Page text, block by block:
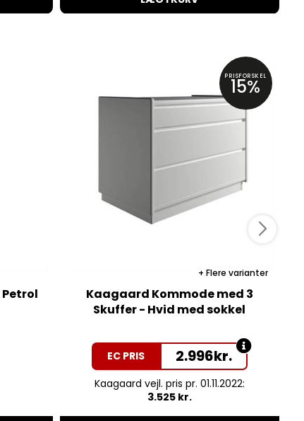
PRISFORSKEL
15%
Flere varianter
Kaagaard Kommode med 3
Skuffer - Hvid med sokkel
EC PRIS 2.996kr.
Kaagaard vejl. pris pr. 01.11.2022:
3.525 kr.